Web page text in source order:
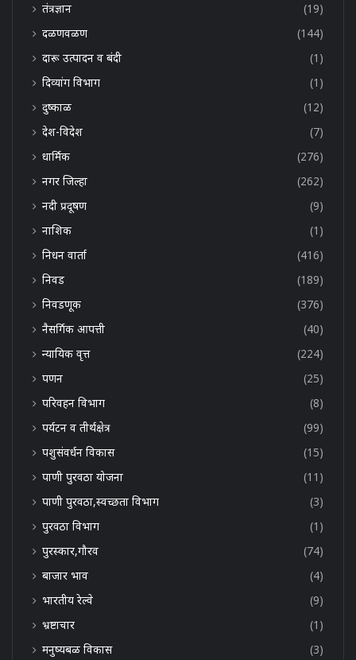
तंत्रज्ञान
(19)
दळणवळण
(144)
दारू उत्पादन व बंदी
(1)
दिव्यांग विभाग
(1)
दुष्काळ
(12)
देश-विदेश
(7)
धार्मिक
(276)
नगर जिल्हा
(262)
नदी प्रदूषण
(9)
नाशिक
(1)
निधन वार्ता
(416)
निवड
(189)
निवडणूक
(376)
नैसर्गिक आपत्ती
(40)
न्यायिक वृत्त
(224)
पणन
(25)
परिवहन विभाग
(8)
पर्यटन व तीर्थक्षेत्र
(99)
पशुसंवर्धन विकास
(15)
पाणी पुरवठा योजना
(11)
पाणी पुरवठा,स्वच्छता विभाग
(3)
पुरवठा विभाग
(1)
पुरस्कार,गौरव
(74)
बाजार भाव
(4)
भारतीय रेल्वे
(9)
भ्रष्टाचार
(1)
मनुष्यबळ विकास
(3)